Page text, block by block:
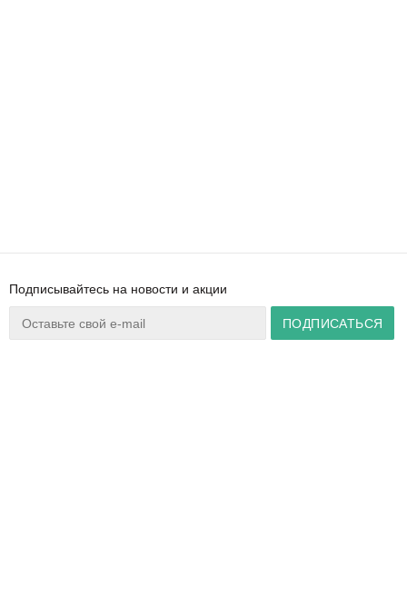
Подписывайтесь на новости и акции